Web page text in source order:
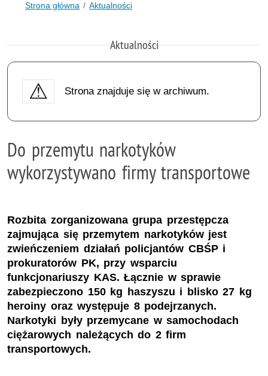
Strona główna Aktualności
Aktualności
Strona znajduje się w archiwum.
Do przemytu narkotyków
wykorzystywano firmy transportowe
Rozbita zorganizowana grupa przestępcza
zajmująca się przemytem narkotyków jest
zwieńczeniem działań policjantów CBŚP i
prokuratorów PK, przy wsparciu
funkcjonariuszy KAS. Łącznie w sprawie
zabezpieczono 150 kg haszyszu i blisko 27 kg
heroiny oraz występuje 8 podejrzanych.
Narkotyki były przemycane w samochodach
ciężarowych należących do 2 firm
transportowych.